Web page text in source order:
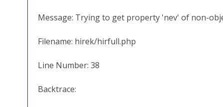
Message: Trying to get property 'nev' of non-
Filename: hirek/hirfull.php
Line Number: 38
Backtrace: